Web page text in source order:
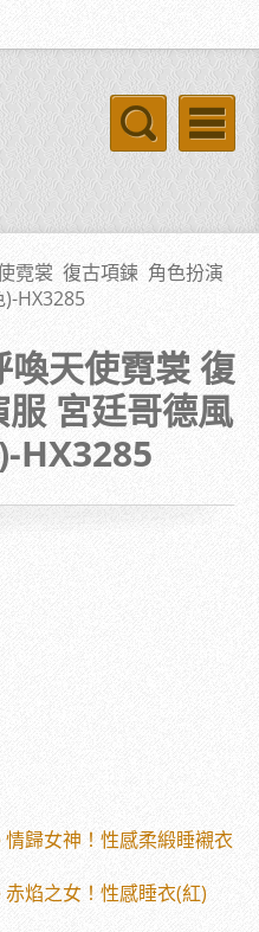
霓裳 復古項鍊 角色扮演
HX3285
天使霓裳 復
宮廷哥德風
HX3285
歸女神！性感柔緞睡襯衣
焰之女！性感睡衣(紅)